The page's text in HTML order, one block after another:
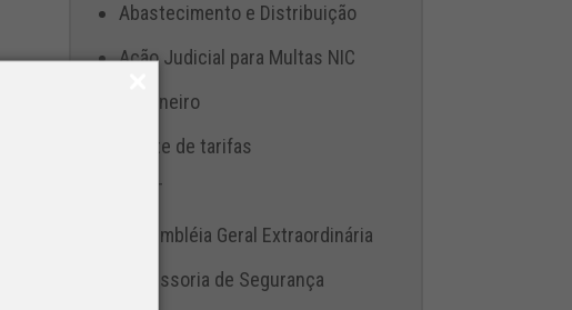
Abastecimento e Distribuição
Ação Judicial para Multas NIC
Aduaneiro
Ajuste de tarifas
ANTT
Assembléia Geral Extraordinária
Assessoria de Segurança